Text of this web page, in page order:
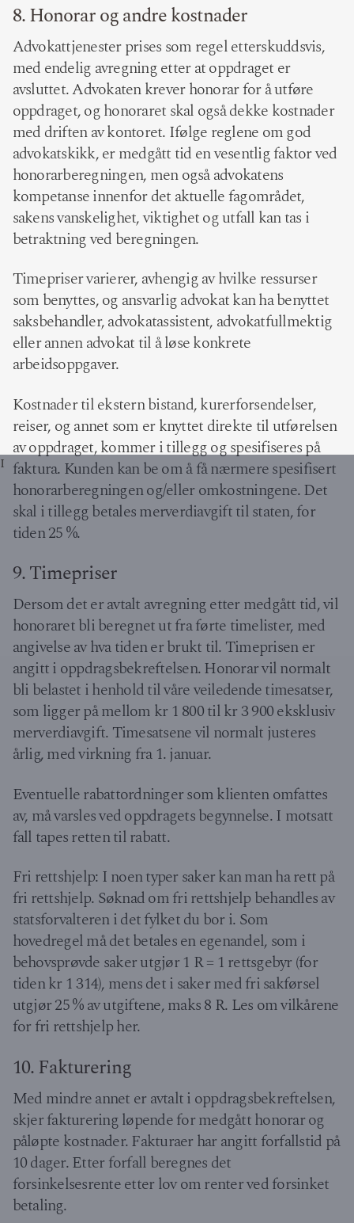
8. Honorar og andre kostnader
Advokattjenester prises som regel etterskuddsvis,
med endelig avregning etter at oppdraget er
avsluttet. Advokaten krever honorar for å utføre
oppdraget, og honoraret skal også dekke kostnader
med driften av kontoret. Ifølge reglene om god
advokatskikk, er medgått tid en vesentlig faktor ved
honorarberegningen, men også advokatens
kompetanse innenfor det aktuelle fagområdet,
sakens vanskelighet, viktighet og utfall kan tas i
betraktning ved beregningen.
Timepriser varierer, avhengig av hvilke ressurser
som benyttes, og ansvarlig advokat kan ha benyttet
saksbehandler, advokatassistent, advokatfullmektig
eller annen advokat til å løse konkrete
arbeidsoppgaver.
Kostnader til ekstern bistand, kurerforsendelser,
reiser, og annet som er knyttet direkte til utførelsen
av oppdraget, kommer i tillegg og spesifiseres på
faktura. Kunden kan be om å få nærmere spesifisert
honorarberegningen og/eller omkostningene. Det
skal i tillegg betales merverdiavgift til staten, for
tiden 25 %.
9. Timepriser
Dersom det er avtalt avregning etter medgått tid, vil
honoraret bli beregnet ut fra førte timelister, med
angivelse av hva tiden er brukt til. Timeprisen er
angitt i oppdragsbekreftelsen. Honorar vil normalt
bli belastet i henhold til våre veiledende timesatser,
som ligger på mellom kr 1 800 til kr 3 900 eksklusiv
merverdiavgift. Timesatsene vil normalt justeres
årlig, med virkning fra 1. januar.
Eventuelle rabattordninger som klienten omfattes
av, må varsles ved oppdragets begynnelse. I motsatt
fall tapes retten til rabatt.
Fri rettshjelp: I noen typer saker kan man ha rett på
fri rettshjelp. Søknad om fri rettshjelp behandles av
statsforvalteren i det fylket du bor i. Som
hovedregel må det betales en egenandel, som i
behovsprøvde saker utgjør 1 R = 1 rettsgebyr (for
tiden kr 1 314), mens det i saker med fri sakførsel
utgjør 25 % av utgiftene, maks 8 R. Les om vilkårene
for fri rettshjelp her.
10. Fakturering
Med mindre annet er avtalt i oppdragsbekreftelsen,
skjer fakturering løpende for medgått honorar og
påløpte kostnader. Fakturaer har angitt forfallstid på
10 dager. Etter forfall beregnes det
forsinkelsesrente etter lov om renter ved forsinket
betaling.
I